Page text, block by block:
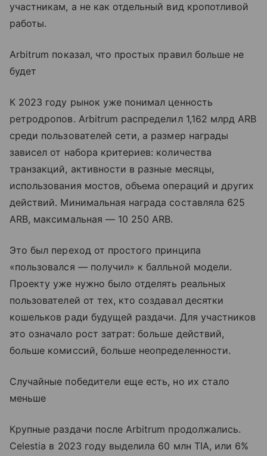
участникам, а не как отдельный вид кропотливой
работы.
Arbitrum показал, что простых правил больше не
будет
К 2023 году рынок уже понимал ценность
ретродропов. Arbitrum распределил 1,162 млрд ARB
среди пользователей сети, а размер награды
зависел от набора критериев: количества
транзакций, активности в разные месяцы,
использования мостов, объема операций и других
действий. Минимальная награда составляла 625
ARB, максимальная — 10 250 ARB.
Это был переход от простого принципа
«пользовался — получил» к балльной модели.
Проекту уже нужно было отделять реальных
пользователей от тех, кто создавал десятки
кошельков ради будущей раздачи. Для участников
это означало рост затрат: больше действий,
больше комиссий, больше неопределенности.
Случайные победители еще есть, но их стало
меньше
Крупные раздачи после Arbitrum продолжались.
Celestia в 2023 году выделила 60 млн TIA, или 6%